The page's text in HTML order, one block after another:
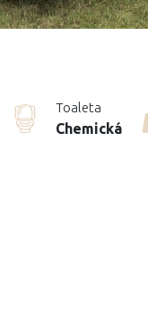
Toaleta
Chemická